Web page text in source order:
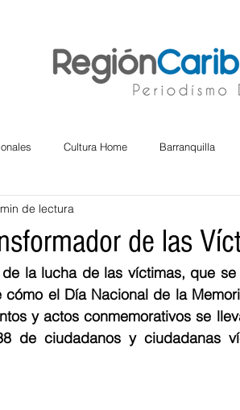
Cultura Home Barranquilla
Cesar
Mayores Economía RAP CARIBE
BIENESTAR AMBIENTAL AFRO
de las
de lectura
la lucha de las víctimas, que
cómo el Día Nacional de la
y actos conmemorativos se
de ciudadanos y ciudadanas